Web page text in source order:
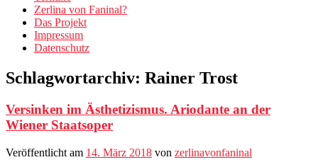
Zerlina von Faninal?
Das Projekt
Impressum
Datenschutz
Schlagwortarchiv: Rainer Trost
Versinken im Ästhetizismus. Ariodante an der
Wiener Staatsoper
Veröffentlicht am 14. März 2018 von zerlinavonfaninal